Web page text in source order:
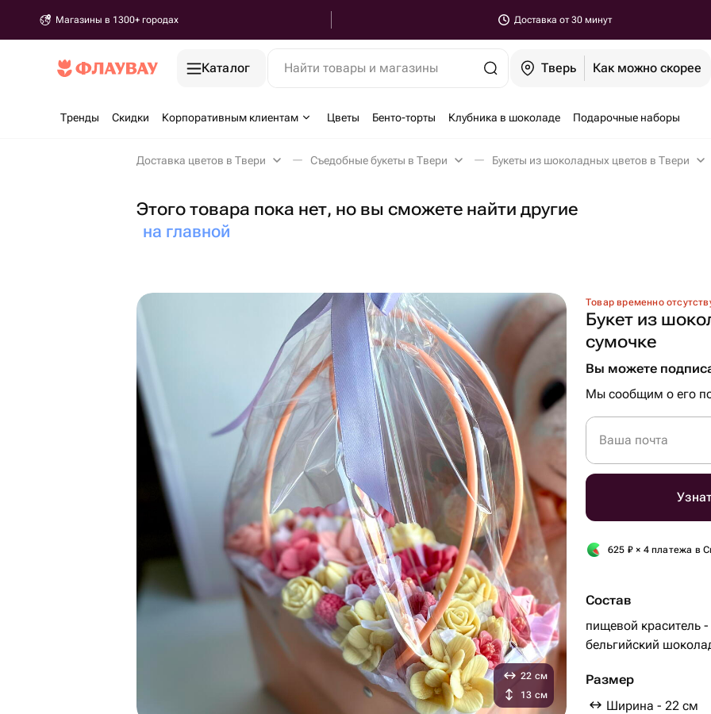
Магазины в 1300+ городах Доставка от 30 минут
Каталог Найти товары и магазины Тверь Как можно скорее
Тренды Скидки Корпоративным клиентам Цветы Бенто-торты Клубника в шоколаде Подарочные наборы
Доставка цветов в Твери Съедобные букеты в Твери Букеты из шоколадных цветов в Твери
Этого товара пока нет, но вы сможете найти другие
на главной
Товар временно
Букет из
сумочке
Вы можете
Мы сообщим о его
Ваша почта
625 ₽ × 4 платежа в
Состав
пищевой краситель -
бельгийский
Размер
Ширина - 22 см
22 см
13 см